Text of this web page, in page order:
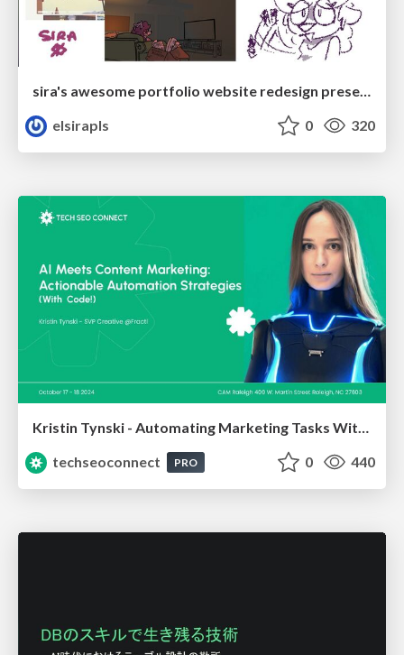
sira's awesome portfolio website redesign presentation
elsirapls
0 320
techseoconnect
PRO 0 440